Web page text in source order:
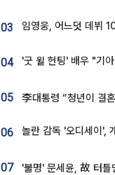
03
04
05
06
07